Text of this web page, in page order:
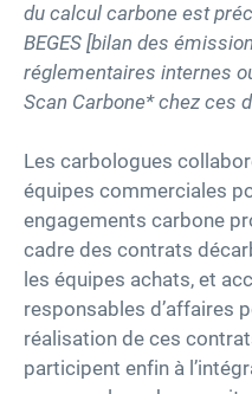
du calcul carbone est
BEGES [bilan des
réglementaires internes
Scan Carbone* chez ces
Les carbologues
équipes commerciales
engagements carbone
cadre des contrats
les équipes achats, et
responsables d’affaires
réalisation de ces
participent enfin à